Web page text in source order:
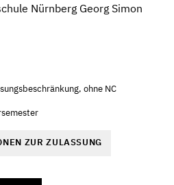
Nürnberg Georg Simon
ohne NC
ZUR ZULASSUNG